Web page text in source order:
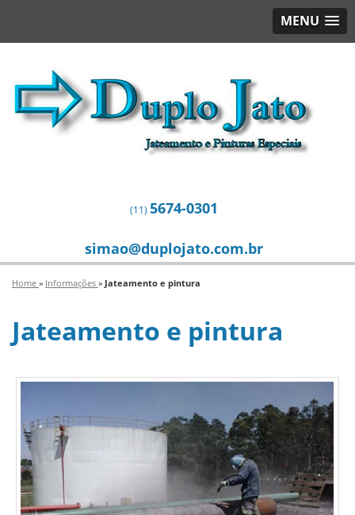
MENU
(11) 5674-0301
simao@duplojato.com.br
Home » Informações » Jateamento e pintura
Jateamento e pintura